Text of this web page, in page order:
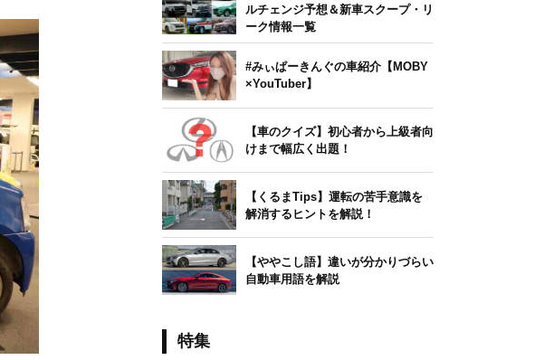
ルチェンジ予想＆新車スクープ・リ
ーク情報一覧
#みぃぱーきんぐの車紹介【MOBY
×YouTuber】
【車のクイズ】初心者から上級者向
けまで幅広く出題！
【くるまTips】運転の苦手意識を
解消するヒントを解説！
【ややこし語】違いが分かりづらい
自動車用語を解説
特集